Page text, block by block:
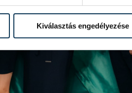
Kiválasztás engedélyezése